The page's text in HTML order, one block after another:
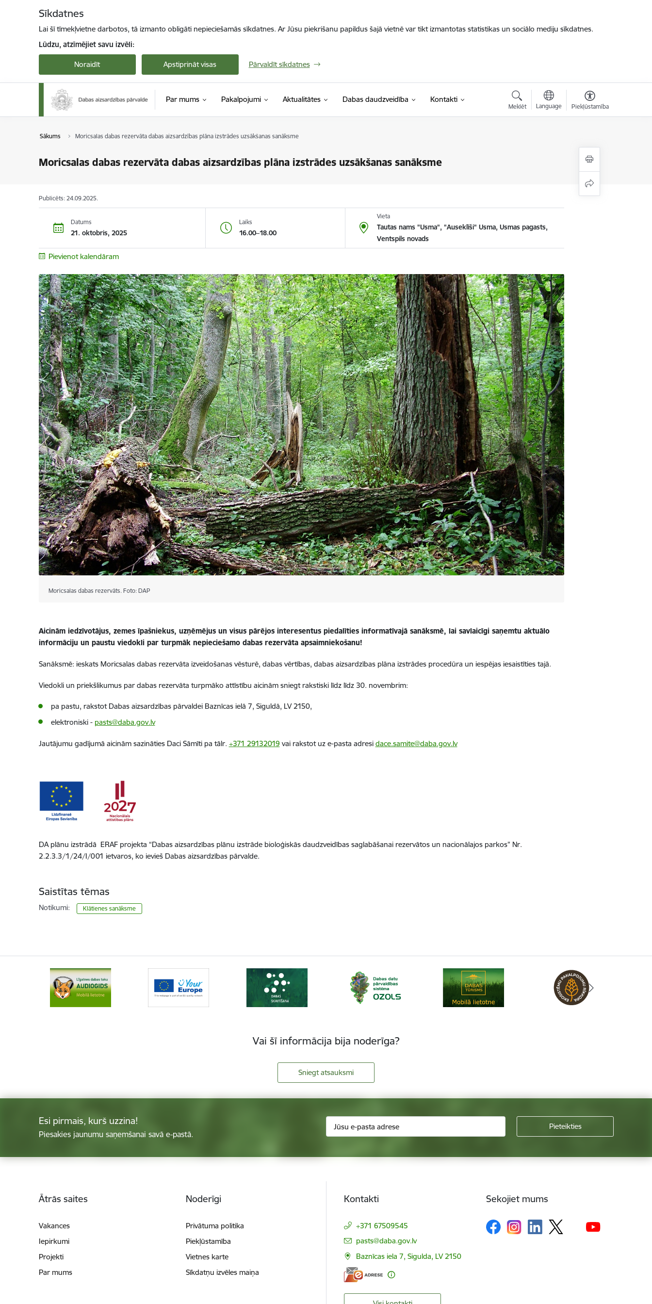
Sīkdatnes
Lai šī tīmekļvietne darbotos, tā izmanto obligāti nepieciešamās sīkdatnes. Ar Jūsu piekrišanu papildus šajā vietnē var tikt izmantotas statistikas un sociālo mediju sīkdatnes.
Lūdzu, atzīmējiet savu izvēli:
Noraidīt Apstiprināt visas Pārvaldīt sīkdatnes
Par mums Pakalpojumi Aktualitātes Dabas daudzveidība Kontakti
Meklēt Language Piekļūstamība
Sākums Moricsalas dabas rezervāta dabas aizsardzības plāna izstrādes uzsākšanas sanāksme
Moricsalas dabas rezervāta dabas aizsardzības plāna izstrādes uzsākšanas sanāksme
Publicēts: 24.09.2025.
Datums
21. oktobris, 2025
Laiks
16.00–18.00
Vieta
Tautas nams "Usma", "Auseklīši" Usma, Usmas pagasts,
Ventspils novads
Pievienot kalendāram
Moricsalas dabas rezervāts. Foto: DAP
Aicinām iedzīvotājus, zemes īpašniekus, uzņēmējus un visus pārējos interesentus piedalīties informatīvajā sanāksmē, lai savlaicīgi saņemtu aktuālo
informāciju un paustu viedokli par turpmāk nepieciešamo dabas rezervāta apsaimniekošanu!
Sanāksmē: ieskats Moricsalas dabas rezervāta izveidošanas vēsturē, dabas vērtības, dabas aizsardzības plāna izstrādes procedūra un iespējas iesaistīties tajā.
Viedokli un priekšlikumus par dabas rezervāta turpmāko attīstību aicinām sniegt rakstiski līdz līdz 30. novembrim:
pa pastu, rakstot Dabas aizsardzības pārvaldei Baznīcas ielā 7, Siguldā, LV 2150,
elektroniski - pasts@daba.gov.lv
Jautājumu gadījumā aicinām sazināties Daci Sāmīti pa tālr. +371 29132019 vai rakstot uz e-pasta adresi dace.samite@daba.gov.lv
DA plānu izstrādā ERAF projekta “Dabas aizsardzības plānu izstrāde bioloģiskās daudzveidības saglabāšanai rezervātos un nacionālajos parkos” Nr.
2.2.3.3/1/24/I/001 ietvaros, ko ievieš Dabas aizsardzības pārvalde.
Saistītas tēmas
Notikumi: Klātienes sanāksme
Vai šī informācija bija noderīga?
Sniegt atsauksmi
Esi pirmais, kurš uzzina!
Piesakies jaunumu saņemšanai savā e-pastā.
Ātrās saites
Vakances
Iepirkumi
Projekti
Par mums
Noderīgi
Privātuma politika
Piekļūstamība
Vietnes karte
Sīkdatņu izvēles maiņa
Kontakti
+371 67509545
E-pasts:
pasts@daba.gov.lv
Baznīcas iela 7, Sigulda, LV 2150
Sekojiet mums